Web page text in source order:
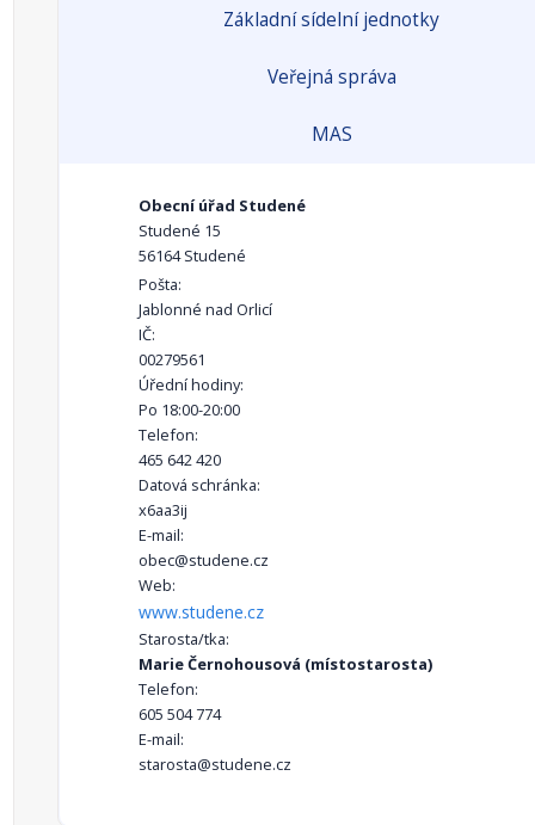
Základní sídelní jednotky
Veřejná správa
MAS
Obecní úřad Studené
Studené 15
56164 Studené
Pošta:
Jablonné nad Orlicí
IČ:
00279561
Úřední hodiny:
Po 18:00-20:00
Telefon:
465 642 420
Datová schránka:
x6aa3ij
E-mail:
obec@studene.cz
Web:
www.studene.cz
Starosta/tka:
Marie Černohousová (místostarosta)
Telefon:
605 504 774
E-mail:
starosta@studene.cz